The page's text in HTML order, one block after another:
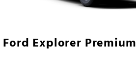
Ford Explorer Premium